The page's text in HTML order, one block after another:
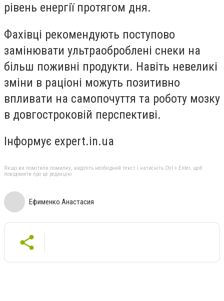
рівень енергії протягом дня.
Фахівці рекомендують поступово
замінювати ультраоброблені снеки на
більш поживні продукти. Навіть невеликі
зміни в раціоні можуть позитивно
впливати на самопочуття та роботу мозку
в довгостроковій перспективі.
Інформує expert.in.ua
Якщо ви помітили помилку, виділіть необхідний текст і натисніть Ctrl + Enter, щоб
повідомити про це редакцію
Ефименко Анастасия